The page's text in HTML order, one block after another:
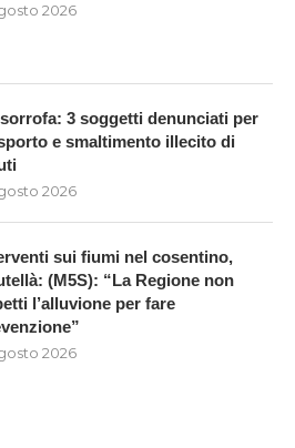
2026
3 soggetti denunciati per
e smaltimento illecito di
2026
sui fiumi nel cosentino,
(M5S): “La Regione non
l’alluvione per fare
2026